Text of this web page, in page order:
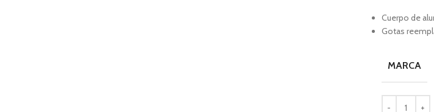
Cuerpo de
Gotas
MARCA